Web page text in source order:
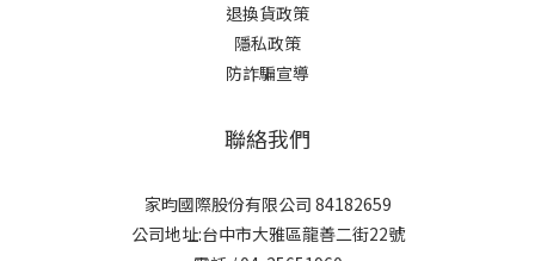
退換貨政策
隱私政策
防詐騙宣導
聯絡我們
家昀國際股份有限公司 84182659
公司地址:台中市大雅區龍善二街22號